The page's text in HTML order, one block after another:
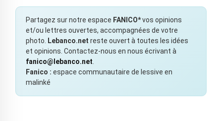
Partagez sur notre espace FANICO*vos opinions
et/ou lettres ouvertes, accompagnées de votre
photo.
Lebanco.net reste ouvert à toutes les idées
et opinions. Contactez-nous en nous écrivant à
fanico@lebanco.net
Fanico : espace communautaire de lessive en
malinké